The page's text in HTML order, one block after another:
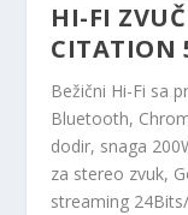
HI-FI
CITATION
Bežični Hi-Fi sa
Bluetooth,
dodir, snaga
za stereo zvuk,
streaming